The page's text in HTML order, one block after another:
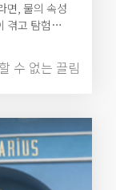
면, 물의 속성
겪고 탐험해
의 달리기만
꾼다. 영화
수 없는 끌림